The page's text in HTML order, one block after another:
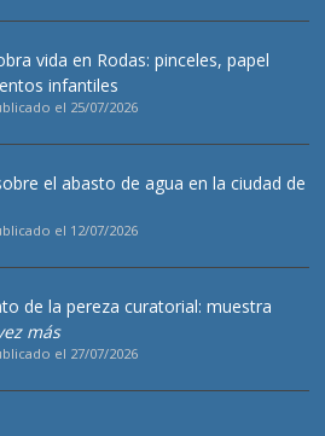
vida en Rodas: pinceles, papel
infantiles
el 25/07/2026
el abasto de agua en la ciudad de
el 12/07/2026
de la pereza curatorial: muestra
más
el 27/07/2026